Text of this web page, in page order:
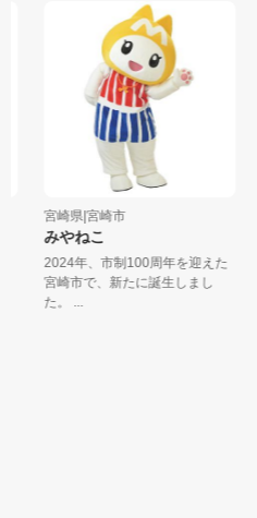
宮崎県|宮崎市
みやねこ
2024年、市制100周年を迎えた
宮崎市で、新たに誕生しまし
た。 ...